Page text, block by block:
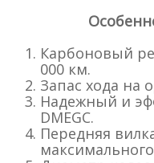
Карбоновый
000 км.
Запас хода на
Надежный и
DMEGC.
Передняя